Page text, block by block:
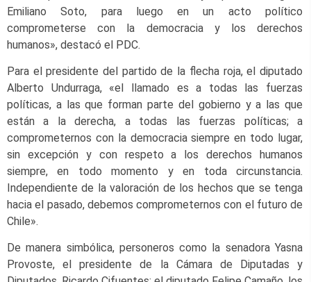
Emiliano Soto, para luego en un acto político
comprometerse con la democracia y los derechos
humanos», destacó el PDC.
Para el presidente del partido de la flecha roja, el diputado
Alberto Undurraga, «el llamado es a todas las fuerzas
políticas, a las que forman parte del gobierno y a las que
están a la derecha, a todas las fuerzas políticas; a
comprometernos con la democracia siempre en todo lugar,
sin excepción y con respeto a los derechos humanos
siempre, en todo momento y en toda circunstancia.
Independiente de la valoración de los hechos que se tenga
hacia el pasado, debemos comprometernos con el futuro de
Chile».
De manera simbólica, personeros como la senadora Yasna
Provoste, el presidente de la Cámara de Diputadas y